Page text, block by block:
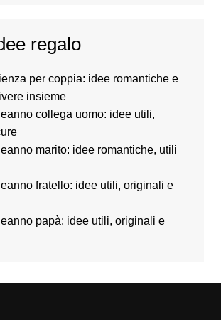
regalo
per coppia: idee romantiche e
insieme
collega uomo: idee utili,
marito: idee romantiche, utili
fratello: idee utili, originali e
papà: idee utili, originali e